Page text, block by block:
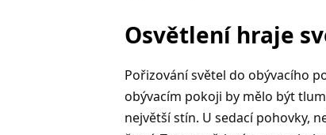
Osvětlení hraje
Pořizování světel do obývacího
obývacím pokoji by mělo být
největší stín. U sedací pohovky,